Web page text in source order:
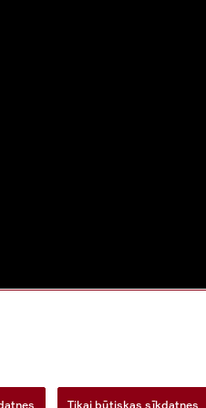
Tikai būtiskas sīkdatnes